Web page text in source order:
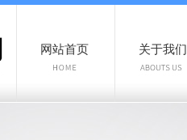
网站首页 关于我们